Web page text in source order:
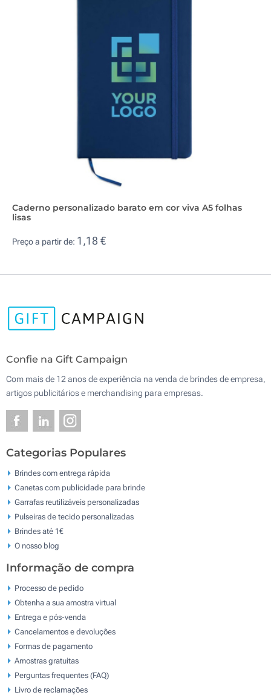
Caderno personalizado barato em cor viva A5 folhas
lisas
Preço a partir de: 1,18 €
Confie na Gift Campaign
Com mais de 12 anos de experiência na venda de brindes de empresa,
artigos publicitários e merchandising para empresas.
Categorias Populares
Brindes com entrega rápida
Canetas com publicidade para brinde
Garrafas reutilizáveis personalizadas
Pulseiras de tecido personalizadas
Brindes até 1€
O nosso blog
Informação de compra
Processo de pedido
Obtenha a sua amostra virtual
Entrega e pós-venda
Cancelamentos e devoluções
Formas de pagamento
Amostras gratuitas
Perguntas frequentes (FAQ)
Livro de reclamaçōes